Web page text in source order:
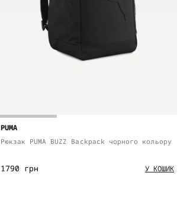
PUMA
Рюкзак PUMA BUZZ Backpack чорного кольору
1790 грн У КОШИК